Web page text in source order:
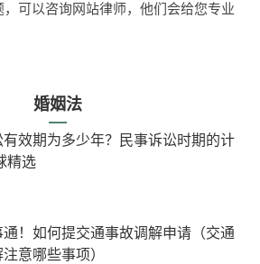
可以咨询网站律师，他们会给您专业
婚姻法
有效期为多少年？民事诉讼时期的计
精选
！如何提交通事故调解申请（交通
意哪些事项）